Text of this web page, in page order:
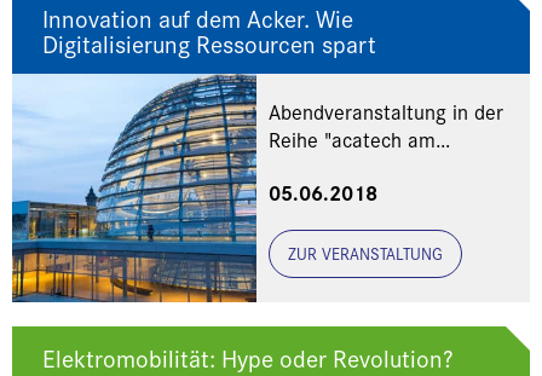
Innovation auf dem Acker. Wie
Digitalisierung Ressourcen spart
Abendveranstaltung in der
Reihe "acatech am
Karolinenplatz 4, 80333
München
05.06.2018
ZUR VERANSTALTUNG
Elektromobilität: Hype oder Revolution?